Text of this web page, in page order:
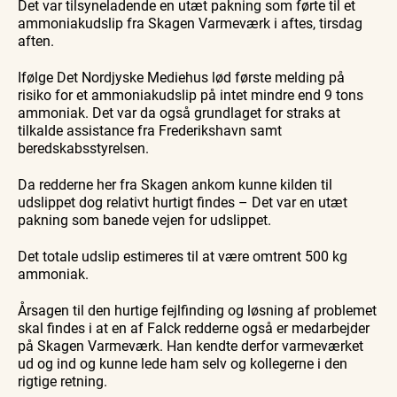
Se events
med
Bedford
9. aug.
med
Bedford
9. aug.
søsiden
Det var tilsyneladende en utæt pakning som førte til et
ammoniakudslip fra Skagen Varmeværk i aftes, tirsdag
aften.
Ifølge Det Nordjyske Mediehus lød første melding på
risiko for et ammoniakudslip på intet mindre end 9 tons
ammoniak. Det var da også grundlaget for straks at
tilkalde assistance fra Frederikshavn samt
beredskabsstyrelsen.
Da redderne her fra Skagen ankom kunne kilden til
udslippet dog relativt hurtigt findes – Det var en utæt
pakning som banede vejen for udslippet.
Det totale udslip estimeres til at være omtrent 500 kg
ammoniak.
Årsagen til den hurtige fejlfinding og løsning af problemet
skal findes i at en af Falck redderne også er medarbejder
på Skagen Varmeværk. Han kendte derfor varmeværket
ud og ind og kunne lede ham selv og kollegerne i den
rigtige retning.